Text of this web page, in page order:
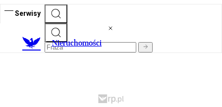
Serwisy
Nieruchomości